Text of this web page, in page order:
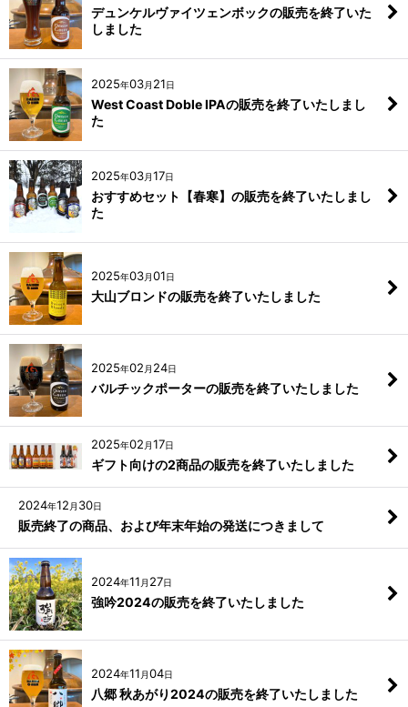
デュンケルヴァイツェンボックの販売を終了いた
しました
2025年03月 21日
West Coast Doble IPAの販売を終了いたしまし
た
2025年03月17日
おすすめセット【春寒】の販売を終了いたしまし
た
2025年03月01日
大山ブロンドの販売を終了いたしました
2025年02 月 24日
バルチックポーターの販売を終了いたしました
2025年02 月17日
ギフト向けの2商品の販売を終了いたしました
2024年12 月 30日
販売終了の商品、および年末年始の発送につきまして
2024年11 月 27日
強吟2024の販売を終了いたしました
2024年11 月04日
八郷 秋あがり2024の販売を終了いたしました